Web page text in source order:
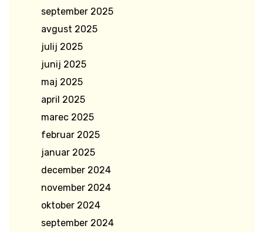
september 2025
avgust 2025
julij 2025
junij 2025
maj 2025
april 2025
marec 2025
februar 2025
januar 2025
december 2024
november 2024
oktober 2024
september 2024